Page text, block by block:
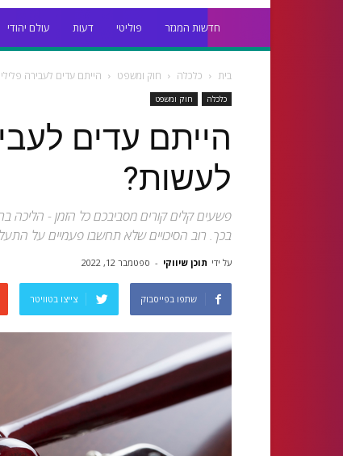
חדשות המגזר פוליטי דעות עולם יהודי
בית כלכלה חוק ומשפט הייתם עדים לעבירה
כלכלה חוק ומשפט
הייתם עדים
לעשות?
פשעים קלים קורים מסביבכם כל הזמן - הליכה
בכך. רוב הסיכויים שלא תחשבו פעמיים על
על ידי תוכן שיווקי - ספטמבר 12, 2022
שתפו בפייסבוק צייצו בטוויטר